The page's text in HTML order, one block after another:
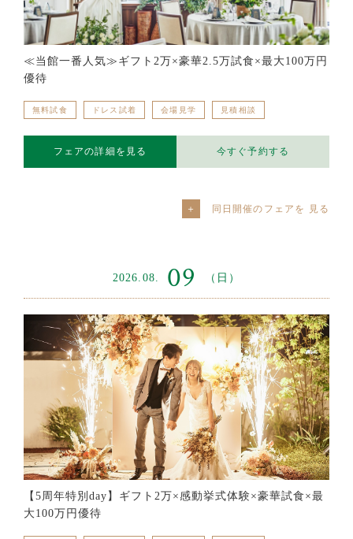
≪当館一番人気≫ギフト2万×豪華2.5万試食×最大100万円
優待
無料試食 ドレス試着 会場見学 見積相談
フェアの詳細を見る 今すぐ予約する
同日開催のフェアを
2026.08. 09 （日）
【5周年特別day】ギフト2万×感動挙式体験×豪華試食×最
大100万円優待